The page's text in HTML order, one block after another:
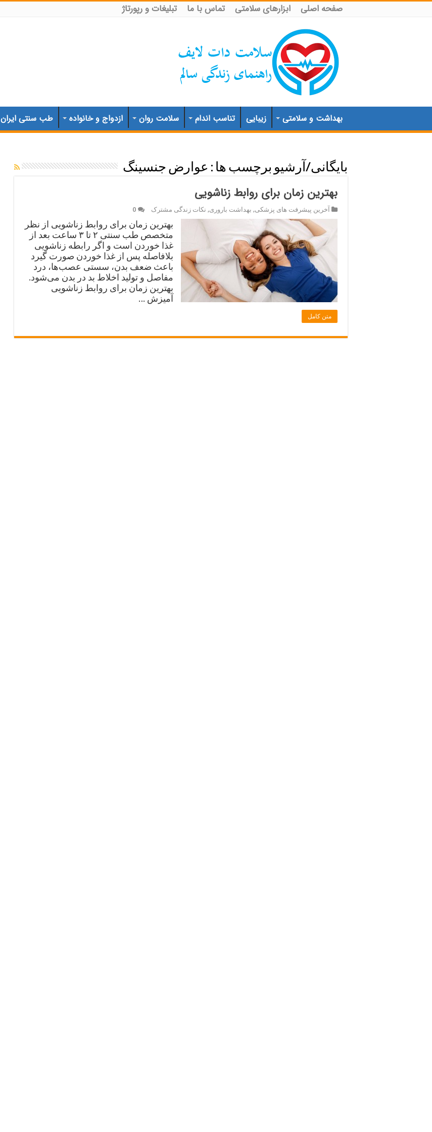
صفحه اصلی ابزارهای سلامتی تماس با ما تبلیغات و رپورتاژ
بهداشت و سلامتی زیبایی تناسب اندام سلامت روان ازدواج و خانواده طب سنتی ایران
بایگانی/آرشیو برچسب ها : عوارض جنسینگ
بهترین زمان برای روابط زناشویی
آخرین پیشرفت های پزشکی, بهداشت باروری, نکات زندگی مشترک 0
بهترین زمان برای روابط زناشویی از نظر
متخصص طب سنتی ۲ تا ۳ ساعت بعد از
غذا خوردن است و اگر رابطه زناشویی
بلافاصله پس از غذا خوردن صورت گیرد
باعث ضعف بدن، سستی عصب‌ها، درد
مفاصل و تولید اخلاط بد در بدن می‌شود.
بهترین زمان برای روابط زناشویی
آمیزش …
متن کامل